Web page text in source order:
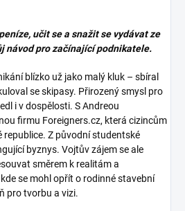
učit se a snažit se vydávat ze
návod pro začínající podnikatele.
blízko už jako malý kluk – sbíral
se skipasy. Přirozený smysl pro
i v dospělosti. S Andreou
firmu Foreigners.cz, která cizincům
republice. Z původní studentské
byznys. Vojtův zájem se ale
směrem k realitám a
se mohl opřít o rodinné stavební
pro tvorbu a vizi.